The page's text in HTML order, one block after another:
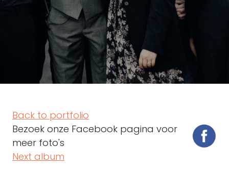
Back to portfolio
Bezoek onze Facebook pagina voor
meer foto's
Next album